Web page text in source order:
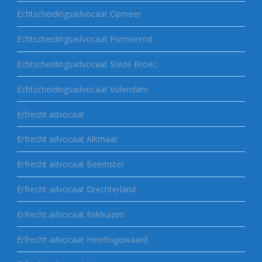
Echtscheidingsadvocaat Opmeer
Echtscheidingsadvocaat Purmerend
Echtscheidingsadvocaat Stede Broec
Echtscheidingsadvocaat Volendam
Erfrecht advocaat
Erfrecht advocaat Alkmaar
Erfrecht advocaat Beemster
Erfrecht advocaat Drechterland
Erfrecht advocaat Enkhuizen
Erfrecht advocaat Heerhugowaard